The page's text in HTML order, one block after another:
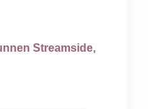
Streamside,